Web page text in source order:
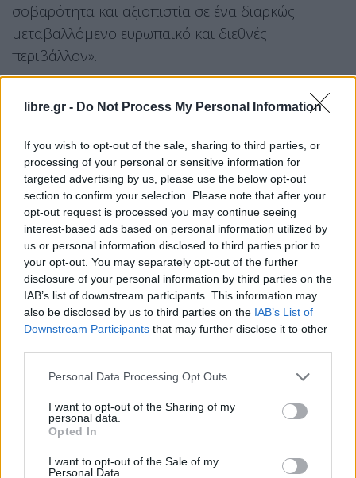
libre.gr - Do Not Process My Personal Information
If you wish to opt-out of the sale, sharing to third parties, or
processing of your personal or sensitive information for
targeted advertising by us, please use the below opt-out
section to confirm your selection. Please note that after your
opt-out request is processed you may continue seeing
interest-based ads based on personal information utilized by
us or personal information disclosed to third parties prior to
your opt-out. You may separately opt-out of the further
disclosure of your personal information by third parties on the
IAB’s list of downstream participants. This information may
also be disclosed by us to third parties on the IAB’s List of
Downstream Participants that may further disclose it to other
Personal Data Processing Opt Outs
I want to opt-out of the Sharing of my
personal data.
Opted In
I want to opt-out of the Sale of my
Personal Data.
σοβαρότητα και αξιοπιστία σε ένα διαρκώς
μεταβαλλόμενο ευρωπαϊκό και διεθνές
περιβάλλον».
θα κριθεί
όχι μόνο από την ανάπτυξη των οικονομιών, αλλά
και από την αξιοπιστία των επιλογών και την ισχύ
της κάθε χώρας μέσα στην Ευρώπη». Για την
κατάσταση στηΜέση Ανατολήεπεσήμανε:
«Ελπίζουμε ότι οι ειρηνευτικές προσπάθειες στη
Μέση Ανατολή που βρίσκονται σε εξέλιξη θα
αποδώσουν και θα οδηγήσουν σε μεγαλύτερη
σταθερότητα στην περιοχή. Ωστόσο, τα τελευταία
χρόνια εμπεδώσαμε με τον πιο δύσκολο και τον
πιο χαρακτηριστικό τρόπο ότι ζούμε σε μια εποχή
μεγάλων ανατροπών». «Ο πόλεμος στην
και την ενέργεια. Η κρίση στη Μέση Ανατολή
υπογράμμισε πόσο εύθραυστη παραμένει η
παγκόσμια σταθερότητα. Ο πληθωρισμός
σύστημα. Και η Ευρώπη καλείται πλέον να